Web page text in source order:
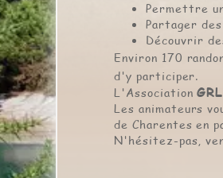
Permettre
Partager
Découvrir
Environ 170
d'y participer.
L'AssociationGRL
Les animateurs
de Charentes en
N'hésitez-pas,